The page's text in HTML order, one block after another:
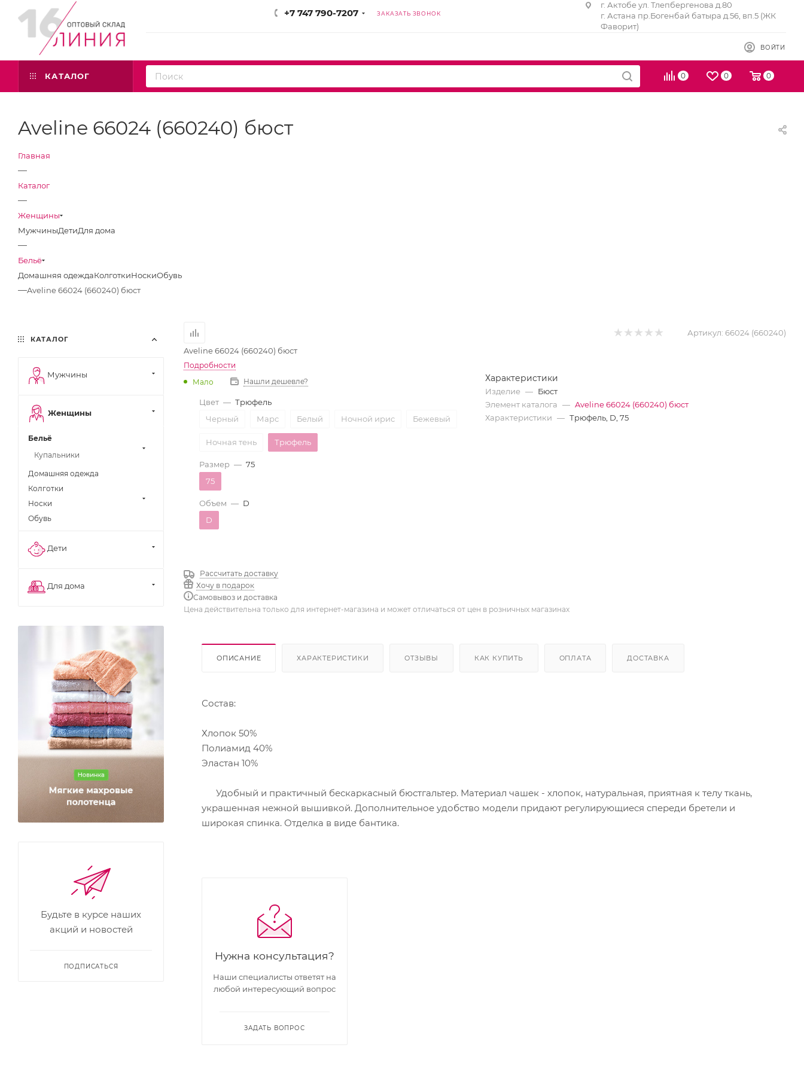
+7 747 790-7207 ЗАКАЗАТЬ ЗВОНОК
г. Актобе ул. Тлепбергенова д.80
г. Астана пр.Богенбай батыра д.56, вп.5 (ЖК
Фаворит)
ВОЙТИ
0 0 0
КАТАЛОГ
Aveline 66024 (660240) бюст
Главная
—
Каталог
—
Женщины
МужчиныДетиДля дома
—
Бельё
Домашняя одеждаКолготкиНоскиОбувь
—Aveline 66024 (660240) бюст
Артикул: 66024 (660240)
Aveline 66024 (660240) бюст
Подробности
Мало
Нашли дешевле?
Цвет — Трюфель
Черный
Марс Белый Ночной ирис Бежевый
Ночная тень Трюфель
Размер — 75
75
Объем — D
D
Рассчитать доставку
Хочу в подарок
Самовывоз и доставка
Характеристики
Изделие — Бюст
Элемент каталога — Aveline 66024 (660240) бюст
Характеристики — Трюфель, D, 75
Цена действительна только для интернет-магазина и может отличаться от цен в розничных магазинах
ОПИСАНИЕ ХАРАКТЕРИСТИКИ ОТЗЫВЫ КАК КУПИТЬ ОПЛАТА ДОСТАВКА
Состав:
Хлопок 50%
Полиамид 40%
Эластан 10%
Удобный и практичный бескаркасный бюстгальтер. Материал чашек - хлопок, натуральная, приятная к телу ткань,
украшенная нежной вышивкой. Дополнительное удобство модели придают регулирующиеся спереди бретели и
широкая спинка. Отделка в виде бантика.
Нужна консультация?
Наши специалисты ответят на
любой интересующий вопрос
ЗАДАТЬ ВОПРОС
КАТАЛОГ
Мужчины
Женщины
Бельё
Купальники
Домашняя одежда
Колготки
Носки
Обувь
Дети
Для дома
Будьте в курсе наших
акций и новостей
ПОДПИСАТЬСЯ